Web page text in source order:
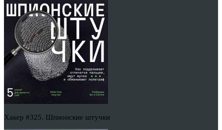
Хакер #325. Шпионские штучки